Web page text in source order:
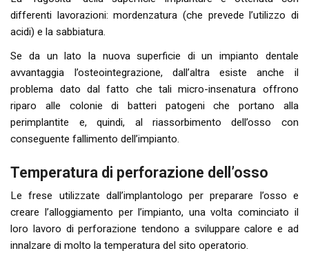
differenti lavorazioni: mordenzatura (che prevede l’utilizzo di
acidi) e la sabbiatura.
Se da un lato la nuova superficie di un impianto dentale
avvantaggia l’osteointegrazione, dall’altra esiste anche il
problema dato dal fatto che tali micro-insenatura offrono
riparo alle colonie di batteri patogeni che portano alla
perimplantite e, quindi, al riassorbimento dell’osso con
conseguente fallimento dell’impianto.
Temperatura di perforazione dell’osso
Le frese utilizzate dall’implantologo per preparare l’osso e
creare l’alloggiamento per l’impianto, una volta cominciato il
loro lavoro di perforazione tendono a sviluppare calore e ad
innalzare di molto la temperatura del sito operatorio.